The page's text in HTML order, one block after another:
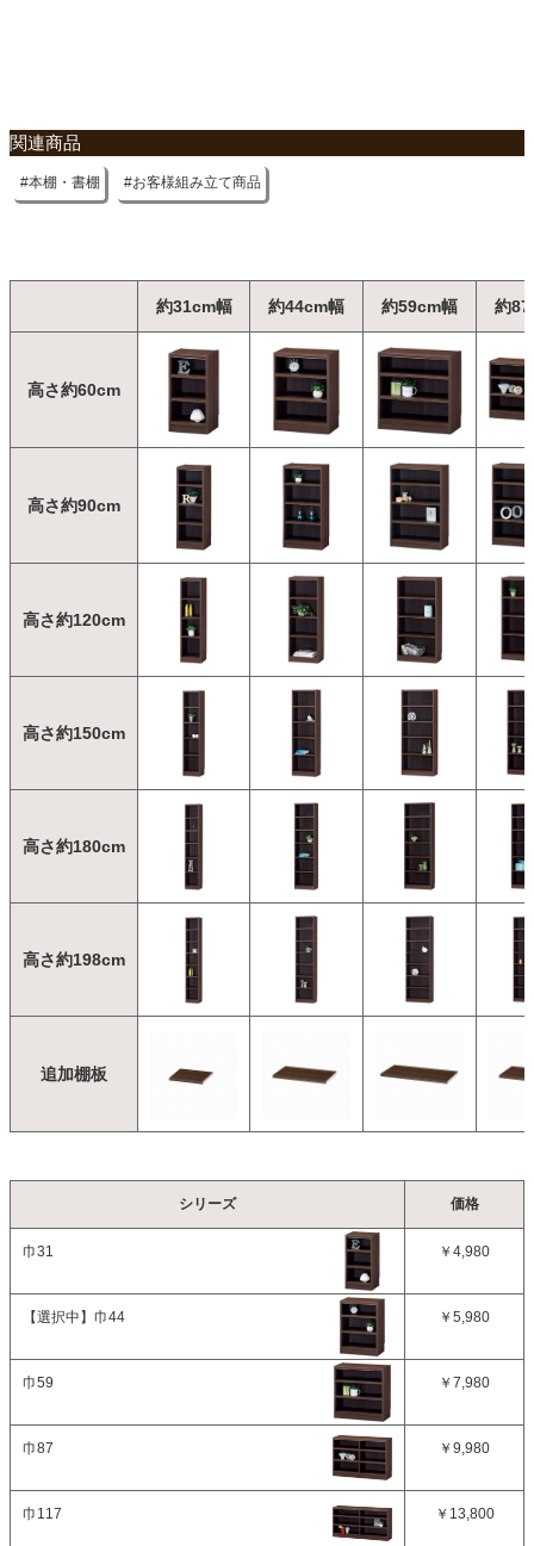
関連商品
本棚・書棚 お客様組み立て商品
約31cm幅 約44cm幅 約59cm幅 約
高さ約60cm
高さ約90cm
高さ約120cm
高さ約150cm
高さ約180cm
高さ約198cm
追加棚板
シリーズ 価格
巾31 ￥4,980
【選択中】 巾44 ￥5,980
巾59 ￥7,980
巾87 ￥9,980
巾117 ￥13,800